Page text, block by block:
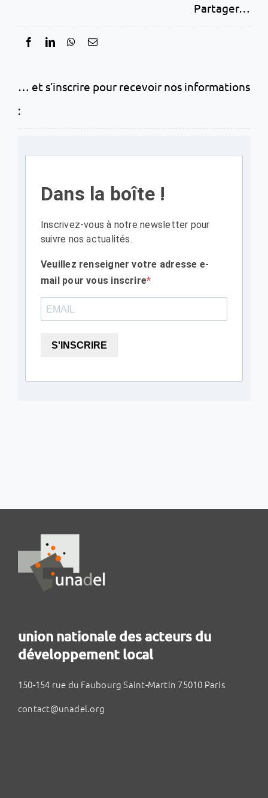
Partager…
… et s’inscrire pour recevoir nos informations
:
Dans la boîte !
Inscrivez-vous à notre newsletter pour
suivre nos actualités.
Veuillez renseigner votre adresse e-
mail pour vous inscrire
S'INSCRIRE
union nationale des acteurs du
développement local
150-154 rue du Faubourg Saint-Martin 75010 Paris
contact@unadel.org